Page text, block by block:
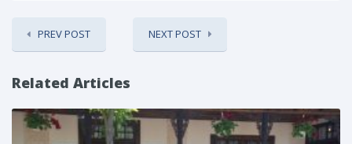
PREV POST NEXT POST
Related Articles